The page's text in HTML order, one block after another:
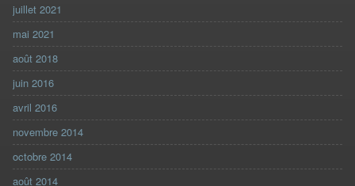
juillet 2021
mai 2021
août 2018
juin 2016
avril 2016
novembre 2014
octobre 2014
août 2014